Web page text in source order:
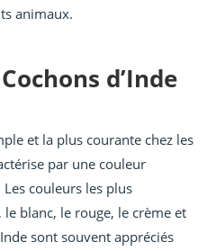
animaux.
d’Inde
et la plus courante chez les
par une couleur
couleurs les plus
blanc, le rouge, le crème et
sont souvent appréciés